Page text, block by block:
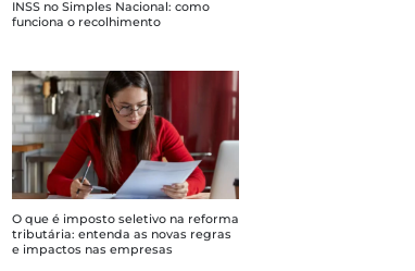
INSS no Simples Nacional: como
funciona o recolhimento
O que é imposto seletivo na reforma
tributária: entenda as novas regras
e impactos nas empresas